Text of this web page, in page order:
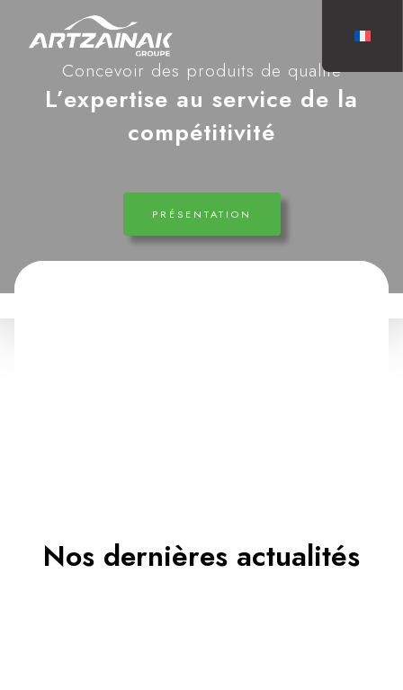
Concevoir des produits de qualité
L’expertise au service de la
compétitivité
PRÉSENTATION
Nos dernières actualités